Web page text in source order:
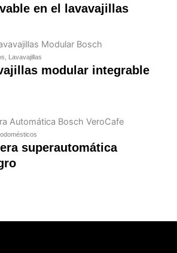
en el lavavajillas
Lavavajillas
modular integrable
superautomática